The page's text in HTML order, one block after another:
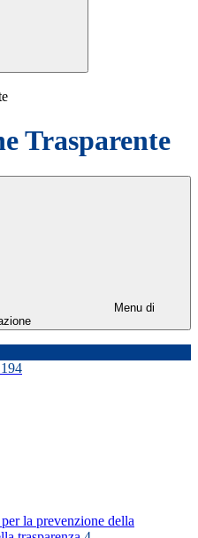
Trasparente
Menu di
194
la prevenzione della